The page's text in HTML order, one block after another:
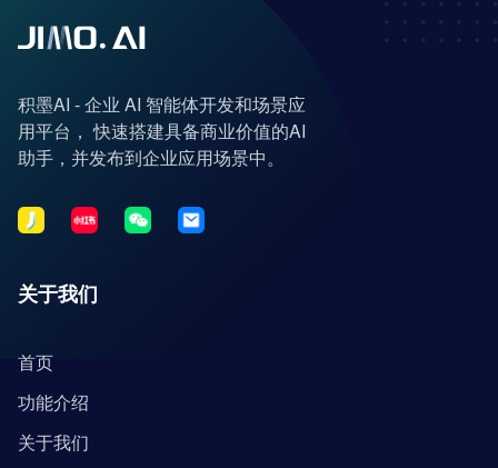
积墨AI - 企业 AI 智能体开发和场景应
用平台， 快速搭建具备商业价值的AI
助手，并发布到企业应用场景中。
关于我们
首页
功能介绍
关于我们